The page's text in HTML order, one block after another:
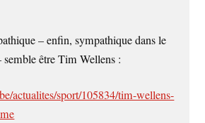
– enfin, sympathique dans le
semble être Tim Wellens :
actualites/sport/105834/tim-wellens-